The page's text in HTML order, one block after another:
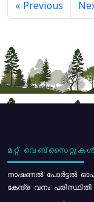
« Previous
മറ്റ് വെബ്സൈറ്റുകൾ
നാഷണൽ പോർട്ടൽ
കേന്ദ്ര വനം